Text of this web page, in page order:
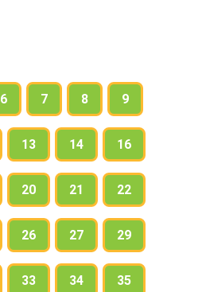
6 7 8 9
13 14 16
20 21 22
26 27 29
33 34 35